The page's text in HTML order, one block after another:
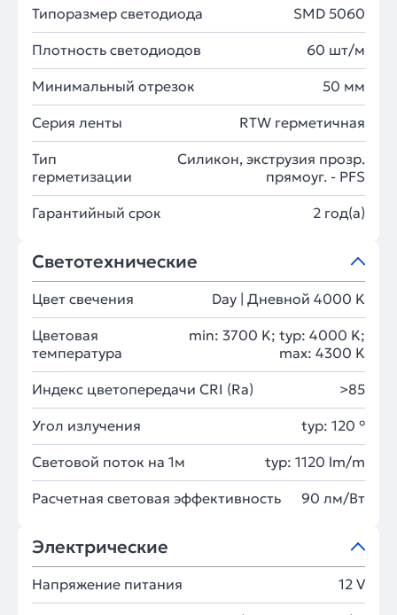
Типоразмер светодиода SMD 5060
Плотность светодиодов 60 шт/м
Минимальный отрезок 50 мм
Серия ленты RTW герметичная
Тип
герметизации
Силикон, экструзия прозр.
прямоуг. - PFS
Гарантийный срок 2 год(а)
Светотехнические
Цвет свечения Day | Дневной 4000 K
Цветовая
температура
min: 3700 K; typ: 4000 K;
max: 4300 K
Индекс цветопередачи CRI (Ra) >85
Угол излучения typ: 120 °
Световой поток на 1м typ: 1120 lm/m
Расчетная световая эффективность 90 лм/Вт
Электрические
Напряжение питания 12 V